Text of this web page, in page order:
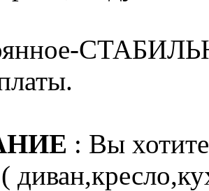
: Вы